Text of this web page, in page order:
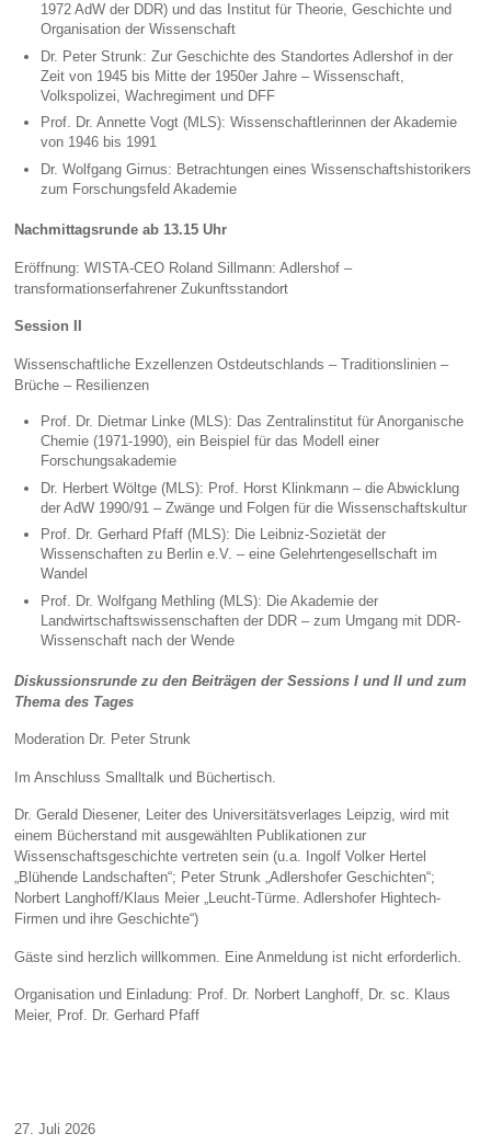
1972 AdW der DDR) und das Institut für Theorie, Geschichte und
Organisation der Wissenschaft
Dr. Peter Strunk: Zur Geschichte des Standortes Adlershof in der
Zeit von 1945 bis Mitte der 1950er Jahre – Wissenschaft,
Volkspolizei, Wachregiment und DFF
Prof. Dr. Annette Vogt (MLS): Wissenschaftlerinnen der Akademie
von 1946 bis 1991
Dr. Wolfgang Girnus: Betrachtungen eines Wissenschaftshistorikers
zum Forschungsfeld Akademie
Nachmittagsrunde ab 13.15 Uhr
Eröffnung: WISTA-CEO Roland Sillmann: Adlershof –
transformationserfahrener Zukunftsstandort
Session II
Wissenschaftliche Exzellenzen Ostdeutschlands – Traditionslinien –
Brüche – Resilienzen
Prof. Dr. Dietmar Linke (MLS): Das Zentralinstitut für Anorganische
Chemie (1971-1990), ein Beispiel für das Modell einer
Forschungsakademie
Dr. Herbert Wöltge (MLS): Prof. Horst Klinkmann – die Abwicklung
der AdW 1990/91 – Zwänge und Folgen für die Wissenschaftskultur
Prof. Dr. Gerhard Pfaff (MLS): Die Leibniz-Sozietät der
Wissenschaften zu Berlin e.V. – eine Gelehrtengesellschaft im
Wandel
Prof. Dr. Wolfgang Methling (MLS): Die Akademie der
Landwirtschaftswissenschaften der DDR – zum Umgang mit DDR-
Wissenschaft nach der Wende
Diskussionsrunde zu den Beiträgen der Sessions I und II und zum
Thema des Tages
Moderation Dr. Peter Strunk
Im Anschluss Smalltalk und Büchertisch.
Dr. Gerald Diesener, Leiter des Universitätsverlages Leipzig, wird mit
einem Bücherstand mit ausgewählten Publikationen zur
Wissenschaftsgeschichte vertreten sein (u.a. Ingolf Volker Hertel
„Blühende Landschaften“; Peter Strunk „Adlershofer Geschichten“;
Norbert Langhoff/Klaus Meier „Leucht-Türme. Adlershofer Hightech-
Firmen und ihre Geschichte“)
Gäste sind herzlich willkommen. Eine Anmeldung ist nicht erforderlich.
Organisation und Einladung: Prof. Dr. Norbert Langhoff, Dr. sc. Klaus
Meier, Prof. Dr. Gerhard Pfaff
27. Juli 2026